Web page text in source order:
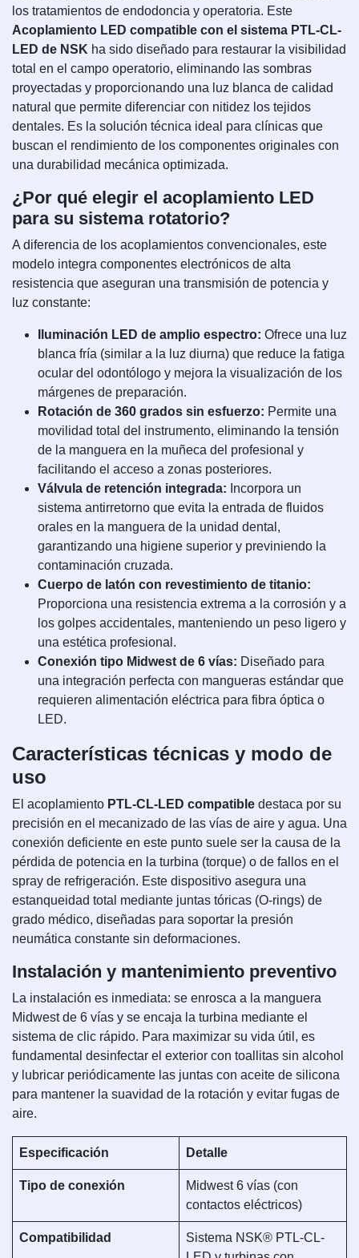
los tratamientos de endodoncia y operatoria. Este
Acoplamiento LED compatible con el sistema PTL-CL-
LED de NSK ha sido diseñado para restaurar la visibilidad
total en el campo operatorio, eliminando las sombras
proyectadas y proporcionando una luz blanca de calidad
natural que permite diferenciar con nitidez los tejidos
dentales. Es la solución técnica ideal para clínicas que
buscan el rendimiento de los componentes originales con
una durabilidad mecánica optimizada.
¿Por qué elegir el acoplamiento LED
para su sistema rotatorio?
A diferencia de los acoplamientos convencionales, este
modelo integra componentes electrónicos de alta
resistencia que aseguran una transmisión de potencia y
luz constante:
Iluminación LED de amplio espectro: Ofrece una luz
blanca fría (similar a la luz diurna) que reduce la fatiga
ocular del odontólogo y mejora la visualización de los
márgenes de preparación.
Rotación de 360 grados sin esfuerzo: Permite una
movilidad total del instrumento, eliminando la tensión
de la manguera en la muñeca del profesional y
facilitando el acceso a zonas posteriores.
Válvula de retención integrada: Incorpora un
sistema antirretorno que evita la entrada de fluidos
orales en la manguera de la unidad dental,
garantizando una higiene superior y previniendo la
contaminación cruzada.
Cuerpo de latón con revestimiento de titanio:
Proporciona una resistencia extrema a la corrosión y a
los golpes accidentales, manteniendo un peso ligero y
una estética profesional.
Conexión tipo Midwest de 6 vías: Diseñado para
una integración perfecta con mangueras estándar que
requieren alimentación eléctrica para fibra óptica o
LED.
Características técnicas y modo de
uso
El acoplamiento PTL-CL-LED compatible destaca por su
precisión en el mecanizado de las vías de aire y agua. Una
conexión deficiente en este punto suele ser la causa de la
pérdida de potencia en la turbina (torque) o de fallos en el
spray de refrigeración. Este dispositivo asegura una
estanqueidad total mediante juntas tóricas (O-rings) de
grado médico, diseñadas para soportar la presión
neumática constante sin deformaciones.
Instalación y mantenimiento preventivo
La instalación es inmediata: se enrosca a la manguera
Midwest de 6 vías y se encaja la turbina mediante el
sistema de clic rápido. Para maximizar su vida útil, es
fundamental desinfectar el exterior con toallitas sin alcohol
y lubricar periódicamente las juntas con aceite de silicona
para mantener la suavidad de la rotación y evitar fugas de
aire.
Especificación Detalle
Tipo de conexión
Midwest 6 vías (con
contactos eléctricos)
Compatibilidad
Sistema NSK® PTL-CL-